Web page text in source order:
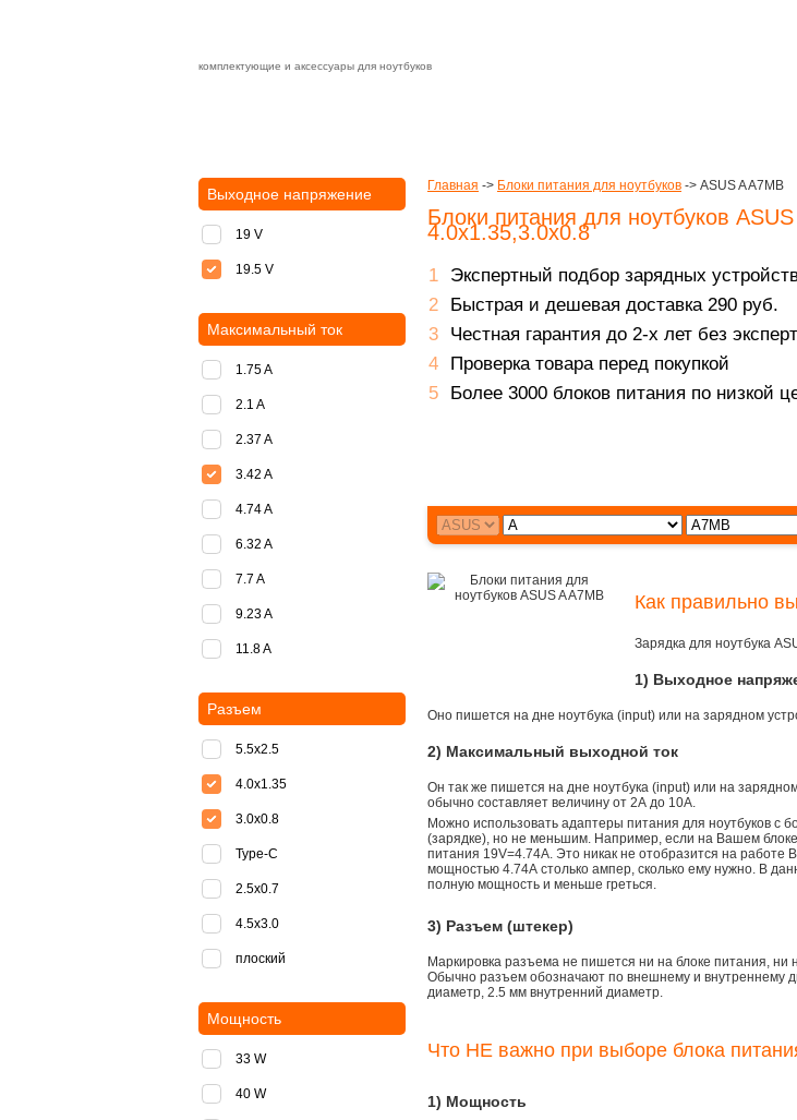
комплектующие и аксессуары для ноутбуков
Главная -> Блоки питания для ноутбуков -> ASUS A A7MB
Блоки питания для ноутбуков
4.0x1.35,3.0x0.8
Экспертный подбор зарядных
Быстрая и дешевая доставка 290 руб.
Честная гарантия до 2-х лет без
Проверка товара перед покупкой
Более 3000 блоков питания по низкой
Как правильно
Зарядка для ноутбука
1) Выходное
Оно пишется на дне ноутбука (input) или на зарядном
2) Максимальный выходной ток
Он так же пишется на дне ноутбука (input) или на
обычно составляет величину от 2А до 10A.
Можно использовать адаптеры питания для ноутбуков
(зарядке), но не меньшим. Например, если на Вашем
питания 19V=4.74A. Это никак не отобразится на работе
мощностью 4.74А столько ампер, сколько ему нужно. В
полную мощность и меньше греться.
3) Разъем (штекер)
Маркировка разъема не пишется ни на блоке питания, ни
Обычно разъем обозначают по внешнему и внутреннему
диаметр, 2.5 мм внутренний диаметр.
Что НЕ важно при выборе блока
1) Мощность
Выходное напряжение
19 V
19.5 V
Максимальный ток
1.75 A
2.1 A
2.37 A
3.42 A
4.74 A
6.32 A
7.7 A
9.23 A
11.8 A
Разъем
5.5x2.5
4.0x1.35
3.0x0.8
Type-C
2.5x0.7
4.5x3.0
плоский
Мощность
33 W
40 W